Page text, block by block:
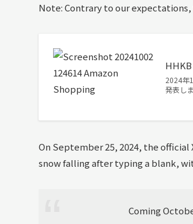
Note: Contrary to our
2024年
発表し
On September 25, 2024, the
snow falling after typing a blank,
Coming